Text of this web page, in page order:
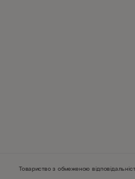
Товариство з обмеженою